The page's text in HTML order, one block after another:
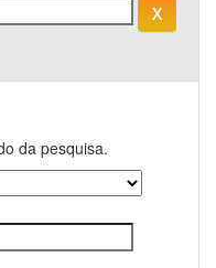
da pesquisa.